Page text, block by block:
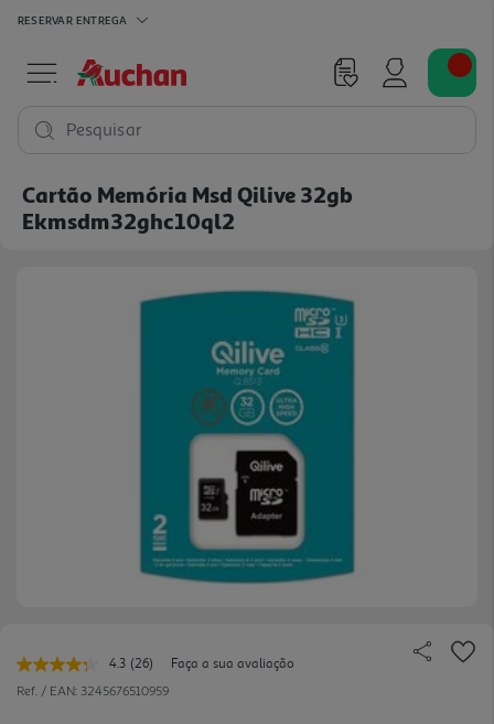
RESERVAR ENTREGA
Pesquisar
Cartão Memória Msd Qilive 32gb
Ekmsdm32ghc10ql2
4.3 Leu
26
(26)
Faça a sua avaliação
Ref. / EAN: 3245676510959